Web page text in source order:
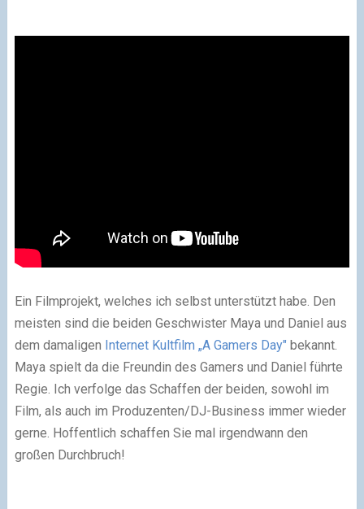
Ein Filmprojekt, welches ich selbst unterstützt habe. Den
meisten sind die beiden Geschwister Maya und Daniel aus
dem damaligen Internet Kultfilm „A Gamers Day" bekannt.
Maya spielt da die Freundin des Gamers und Daniel führte
Regie. Ich verfolge das Schaffen der beiden, sowohl im
Film, als auch im Produzenten/DJ-Business immer wieder
gerne. Hoffentlich schaffen Sie mal irgendwann den
großen Durchbruch!